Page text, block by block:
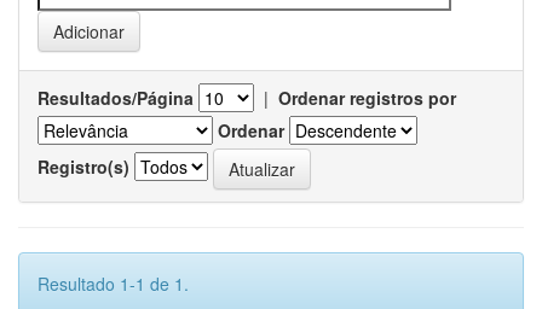
Resultados/Página | Ordenar registros por
Ordenar
Registro(s)
Resultado 1-1 de 1.